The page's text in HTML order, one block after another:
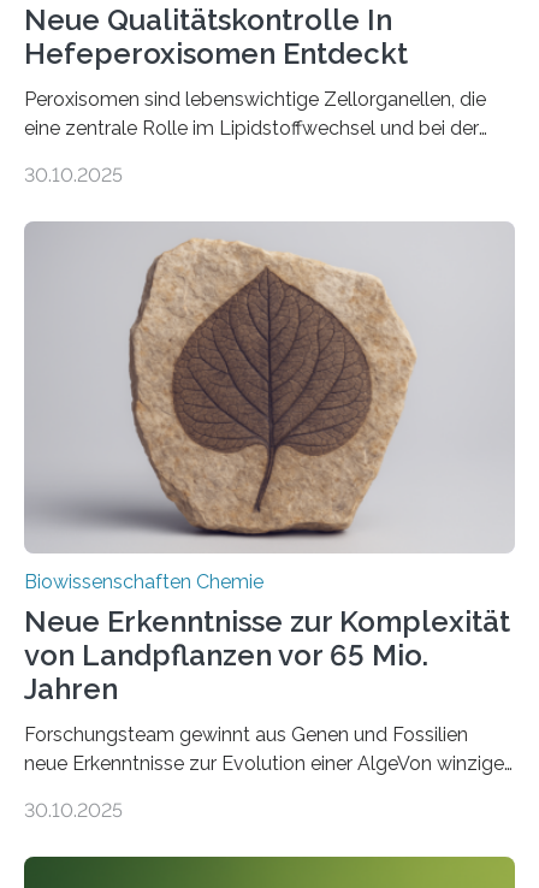
Neue Qualitätskontrolle In
Hefeperoxisomen Entdeckt
Peroxisomen sind lebenswichtige Zellorganellen, die
eine zentrale Rolle im Lipidstoffwechsel und bei der
erfüllen können, müssen zahlreiche Enzyme präzise in
der Ruhr-Universität Bochum um Prof. Dr. Ralf Erdmann
und Dr. Ismaila Francis Yusuf hat nun einen bislang
unbekannten Qualitätskontrollmechanismus des
peroxisomalen Proteintransports in der Bäckerhefe
Saccharomyces cerevisiae entdeckt, der für die
Funktionsfähigkeit der Organellen entscheidend ist. Die
Studie wurde am 28. Oktober 2025 in der
Fachzeitschrift…
30.10.2025
Biowissenschaften Chemie
Neue Erkenntnisse zur Komplexität
von Landpflanzen vor 65 Mio.
Jahren
Forschungsteam gewinnt aus Genen und Fossilien
neue Erkenntnisse zur Evolution einer AlgeVon winzigen
Landpflanzen zählen zu den komplexesten
30.10.2025